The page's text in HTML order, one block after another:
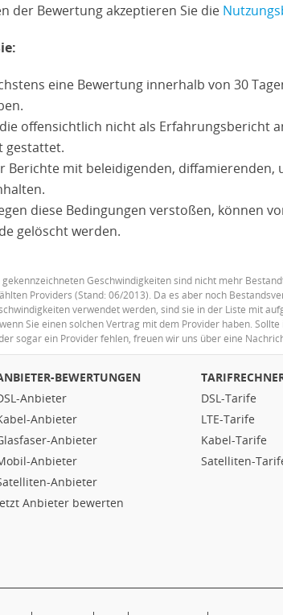
der Bewertung akzeptieren Sie die
eine Bewertung innerhalb von 30
offensichtlich nicht als Erfahrungsbericht
gestattet.
Berichte mit beleidigenden, diffamierenden,
diese Bedingungen verstoßen, können
gelöscht werden.
Geschwindigkeiten sind nicht mehr
Providers (Stand: 06/2013). Da es aber noch
verwendet werden, sind sie in der Liste mit
Sie einen solchen Vertrag mit dem Provider haben.
sogar ein Provider fehlen, freuen wir uns über eine
BEWERTUNGEN
Anbieter
Anbieter
Anbieter
Anbieter
Anbieter
Anbieter bewerten
DSL-Tarife
LTE-Tarife
Kabel-Tarife
Satelliten-